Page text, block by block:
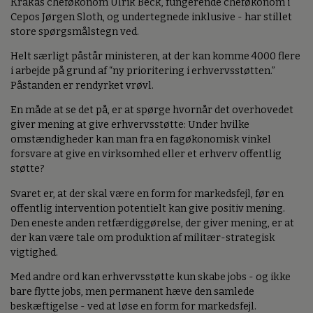
Cepos Jørgen Sloth, og undertegnede inklusive - har stillet
store spørgsmålstegn ved.
Helt særligt påstår ministeren, at der kan komme 4000 flere
i arbejde på grund af “ny prioritering i erhvervsstøtten.”
Påstanden er rendyrket vrøvl.
En måde at se det på, er at spørge hvornår det overhovedet
giver mening at give erhvervsstøtte: Under hvilke
omstændigheder kan man fra en fagøkonomisk vinkel
forsvare at give en virksomhed eller et erhverv offentlig
støtte?
Svaret er, at der skal være en form for markedsfejl, før en
offentlig intervention potentielt kan give positiv mening.
Den eneste anden retfærdiggørelse, der giver mening, er at
der kan være tale om produktion af militær-strategisk
vigtighed.
Med andre ord kan erhvervsstøtte kun skabe jobs - og ikke
bare flytte jobs, men permanent hæve den samlede
beskæftigelse - ved at løse en form for markedsfejl.